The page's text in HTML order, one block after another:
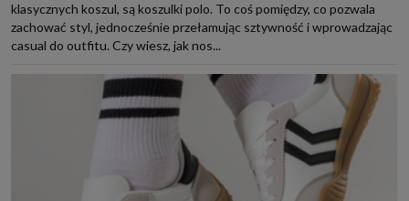
klasycznych koszul, są koszulki polo. To coś pomiędzy, co pozwala
zachować styl, jednocześnie przełamując sztywność i wprowadzając
casual do outfitu. Czy wiesz, jak nos...